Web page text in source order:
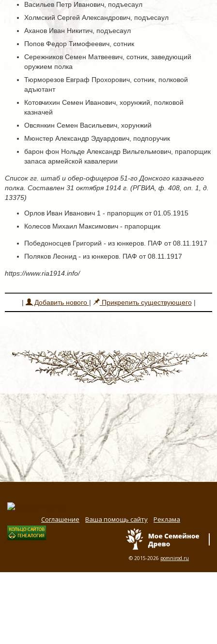
Васильев Петр Иванович, подъесаул
Холмский Сергей Александрович, подъесаул
Аханов Иван Никитич, подъесаул
Попов Федор Тимофеевич, сотник
Сережников Семен Матвеевич, сотник, заведующий
оружием полка
Тюрморезов Евграф Прохорович, сотник, полковой
адъютант
Котовчихин Семен Иванович, хорунжий, полковой
казначей
Овсянкин Семен Васильевич, хорунжий
Мюнстер Александр Эдуардович, подпоручик
барон фон Нольде Александр Вильгельмович, прапорщик
запаса армейской кавалерии
Список гг. штаб и обер-офицеров 51-го Донского казачьего
полка. Составлен 31 октября 1914 г. (РГВИА, ф. 408, оп. 1, д.
13375)
Орлов Иван Иванович 1 - прапорщик от 01.05.1915
Колесов Михаил Максимович - прапорщик
Победоносцев Григорий - из юнкеров. ПАФ от 08.11.1917
Поляков Леонид - из юнкеров. ПАФ от 08.11.1917
https://www.ria1914.info/
| Добавить нового | Прикрепить существующего|
Соглашение Ваша помощь сайту Реклама
© 2015-2026 pomnirod.ru